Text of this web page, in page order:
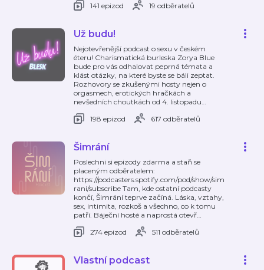
141 epizod
19 odběratelů
Už budu!
Nejotevřenější podcast o sexu v českém
éteru! Charismatická burleska Zorya Blue
bude pro vás odhalovat peprná témata a
klást otázky, na které byste se báli zeptat.
Rozhovory se zkušenými hosty nejen o
orgasmech, erotických hračkách a
nevšedních choutkách od 4. listopadu…
198 epizod
617 odběratelů
Šimrání
Poslechni si epizody zdarma a staň se
placeným odběratelem:
https://podcasters.spotify.com/pod/show/sim
rani/subscribe Tam, kde ostatní podcasty
končí, Šimrání teprve začíná. Láska, vztahy,
sex, intimita, rozkoš a všechno, co k tomu
patří. Báječní hosté a naprostá otevř…
274 epizod
511 odběratelů
Vlastní podcast